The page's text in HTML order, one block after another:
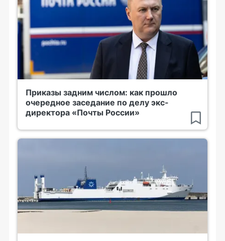
Приказы задним числом: как прошло
очередное заседание по делу экс-
директора «Почты России»